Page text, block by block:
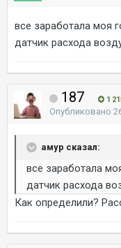
все заработала моя
датчик расхода
187 1
Опубликовано
амур сказал:
все заработала
датчик расхода
Как определили?